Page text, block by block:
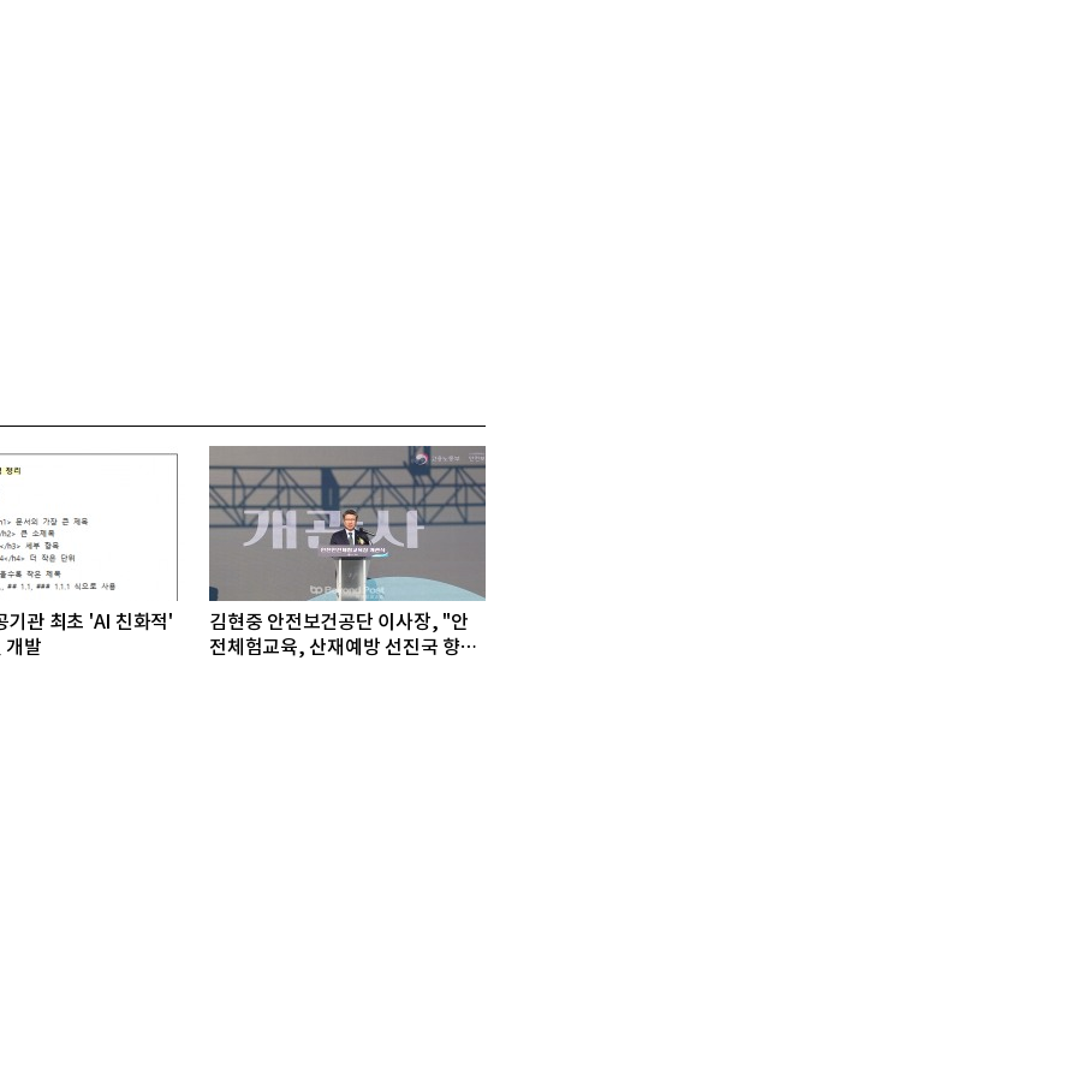
기관 최초 'AI 친화적'
개발
김현중 안전보건공단 이사장, "안
전체험교육, 산재예방 선진국 향한